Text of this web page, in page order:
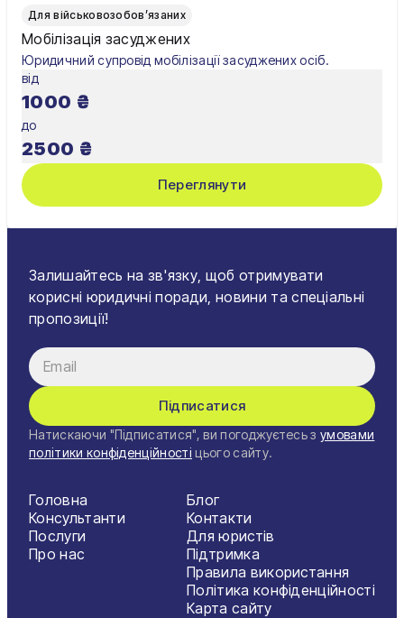
Житомир
Київ
Для військовозобов’язаних
Мобілізація засуджених
Юридичний супровід мобілізації засуджених осіб.
від
1000 ₴
до
2500 ₴
Переглянути
Залишайтесь на зв'язку, щоб отримувати
корисні юридичні поради, новини та спеціальні
пропозиції!
Підписатися
Натискаючи "Підписатися", ви погоджуєтесь з умовами
політики конфіденційності цього сайту.
Головна
Консультанти
Послуги
Про нас
Блог
Контакти
Для юристів
Підтримка
Правила використання
Політика конфіденційності
Карта сайту